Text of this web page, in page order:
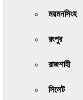
ময়মনসিংহ
রংপুর
রাজশাহী
সিলেট